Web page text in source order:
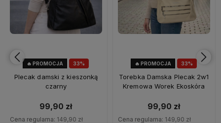
33%
🔥 PROMOCJA
Plecak damski z kieszonką
czarny
99,90 zł
Cena regularna: 149,90 zł
33%
🔥 PROMOCJA
Torebka Damska Plecak 2w1
Kremowa Worek Ekoskóra
99,90 zł
Cena regularna: 149,90 zł